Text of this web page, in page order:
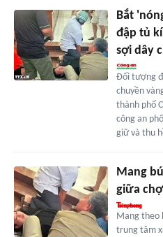
Bắt
đập tủ
sợi dây
Đối tượng
chuyền
thành phố
công an
giữ và thu
Mang
giữa chợ
Mang theo
trung tâm